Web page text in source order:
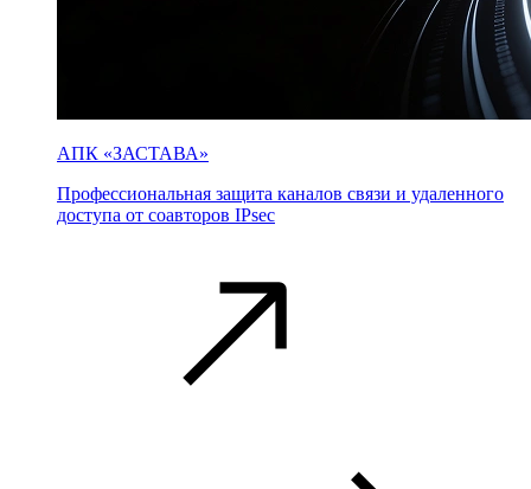
АПК «ЗАСТАВА»
Профессиональная защита каналов связи и удаленного
доступа от соавторов IPsec